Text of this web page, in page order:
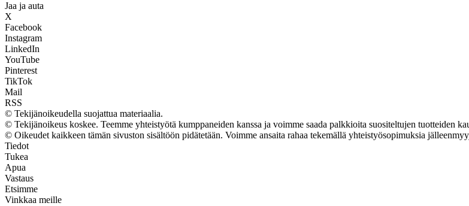
Jaa ja auta
X
Facebook
Instagram
LinkedIn
YouTube
Pinterest
TikTok
Mail
RSS
© Tekijänoikeudella suojattua materiaalia.
© Tekijänoikeus koskee. Teemme yhteistyötä kumppaneiden kanssa ja voimme saada palkkioita suositeltujen tuotteiden
© Oikeudet kaikkeen tämän sivuston sisältöön pidätetään. Voimme ansaita rahaa tekemällä yhteistyösopimuksia
Tiedot
Tukea
Apua
Vastaus
Etsimme
Vinkkaa meille